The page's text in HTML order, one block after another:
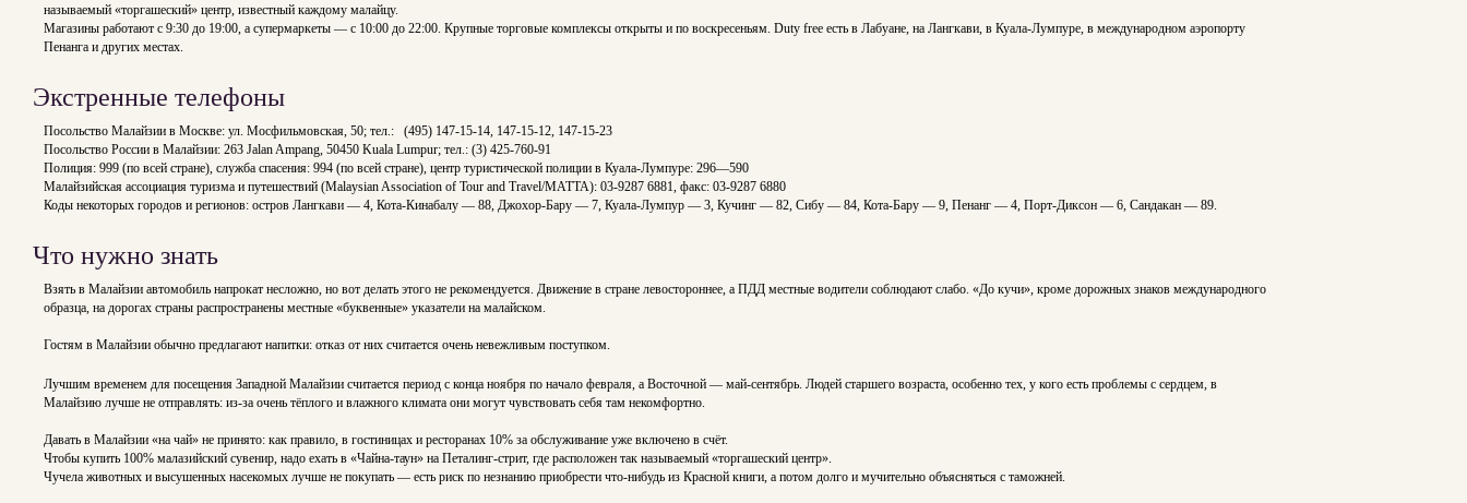
называемый «торгашеский» центр, известный каждому малайцу.
Магазины работают с 9:30 до 19:00, а супермаркеты — с 10:00 до 22:00. Крупные торговые комплексы открыты и по воскресеньям. Duty free есть в Лабуане, на Лангкави, в Куала-Лумпуре, в международном аэропорту
Пенанга и других местах.
Экстренные телефоны
Посольство Малайзии в Москве: ул. Мосфильмовская, 50; тел.: (495) 147-15-14, 147-15-12, 147-15-23
Посольство России в Малайзии: 263 Jalan Ampang, 50450 Kuala Lumpur; тел.: (3) 425-760-91
Полиция: 999 (по всей стране), служба спасения: 994 (по всей стране), центр туристической полиции в Куала-Лумпуре: 296—590
Малайзийская ассоциация туризма и путешествий (Malaysian Association of Tour and Travel/MATTA): 03-9287 6881, факс: 03-9287 6880
Коды некоторых городов и регионов: остров Лангкави — 4, Кота-Кинабалу — 88, Джохор-Бару — 7, Куала-Лумпур — 3, Кучинг — 82, Сибу — 84, Кота-Бару — 9, Пенанг — 4, Порт-Диксон — 6, Сандакан — 89.
Что нужно знать
Взять в Малайзии автомобиль напрокат несложно, но вот делать этого не рекомендуется. Движение в стране левостороннее, а ПДД местные водители соблюдают слабо. «До кучи», кроме дорожных знаков международного
образца, на дорогах страны распространены местные «буквенные» указатели на малайском.
Гостям в Малайзии обычно предлагают напитки: отказ от них считается очень невежливым поступком.
Лучшим временем для посещения Западной Малайзии считается период с конца ноября по начало февраля, а Восточной — май-сентябрь. Людей старшего возраста, особенно тех, у кого есть проблемы с сердцем, в
Малайзию лучше не отправлять: из-за очень тёплого и влажного климата они могут чувствовать себя там некомфортно.
Давать в Малайзии «на чай» не принято: как правило, в гостиницах и ресторанах 10% за обслуживание уже включено в счёт.
Чтобы купить 100% малазийский сувенир, надо ехать в «Чайна-таун» на Петалинг-стрит, где расположен так называемый «торгашеский центр».
Чучела животных и высушенных насекомых лучше не покупать — есть риск по незнанию приобрести что-нибудь из Красной книги, а потом долго и мучительно объясняться с таможней.